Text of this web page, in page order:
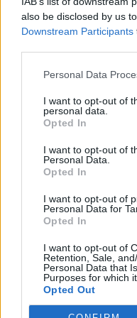
also be disclosed by us
Downstream Participants
Personal Data
I want to opt-out of
personal data.
Opted In
I want to opt-out of
Personal Data.
Opted In
I want to opt-out of
Personal Data for
Opted In
I want to opt-out of
Retention, Sale,
Personal Data that
Purposes for which
Opted Out
Žinios | Lietuvos diena
32 laipsnių šilumos
Žinios | Orai
V. Zalužno
Ukrainos politikoje: jis
Laidos | Nauja diena
K. Prunskienės brolis
prieš mirtį: „Tai buvo
ženklas“